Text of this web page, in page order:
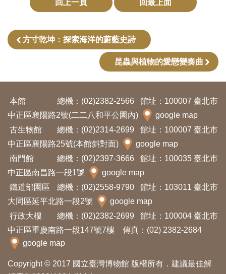
公
訊
隱
私
權
與
資
訊
安
全
宣
告
回上一頁 回最上面
方寸乾坤：探索海洋的蔚藍史詩
昆蟲與植物的愛戀變奏曲
本館 總機：(02)2382-2566
館址：100007 臺北市
中正區襄陽路2號(二二八和平公園內)
google map
古生物館
總機：(02)2314-2699
館址：100007 臺北市
中正區襄陽路25號(本館斜對面)
google map
南門館
總機：(02)2397-3666
館址：100035 臺北市
中正區南昌路一段1號
google map
鐵道部園區
總機：(02)2558-9790
館址：103011 臺北市
大同區延平北路一段2號
google map
行政大樓
總機：(02)2382-2699
館址：100004 臺北市
中正區重慶南路一段147號7樓 傳真：(02) 2382-2684
google map
Copyright © 2017 國立臺灣博物館 版權所有．建議最佳解